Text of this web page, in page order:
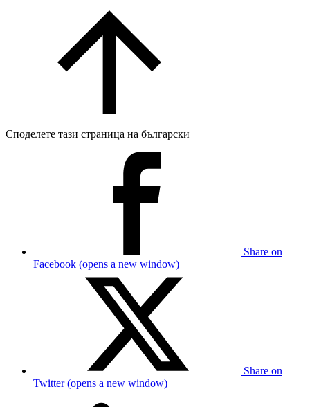
Споделете тази страница на български
Share on
Facebook (opens a new window)
Share on
Twitter (opens a new window)